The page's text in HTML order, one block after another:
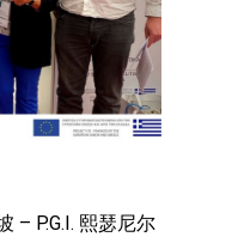
– P.G.I. 熙瑟尼尔